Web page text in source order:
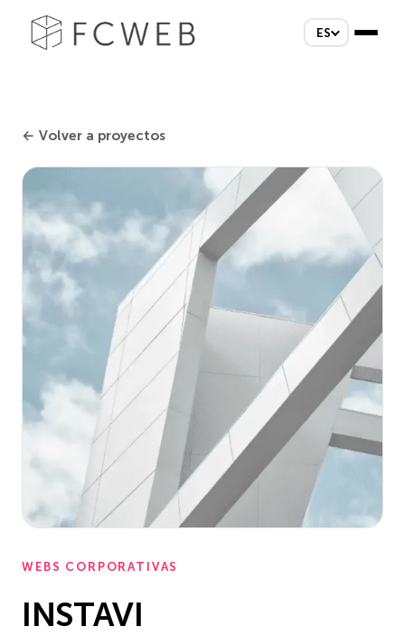
ES
← Volver a proyectos
WEBS CORPORATIVAS
INSTAVI